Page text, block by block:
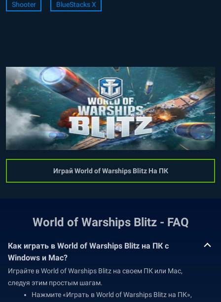
Shooter BlueStacks X
Играй World of Warships Blitz На ПК
World of Warships Blitz - FAQ
Как играть в World of Warships Blitz на ПК с
Windows и Mac?
Играйте в World of Warships Blitz на своем ПК или Mac,
следуя этим простым шагам.
Нажмите «Играть в World of Warships Blitz на ПК»,